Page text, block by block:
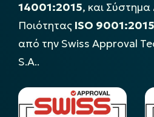
14001:2015, και Σύστημα
Ποιότητας ISO 9001:2015
από την Swiss Approval
S.A..